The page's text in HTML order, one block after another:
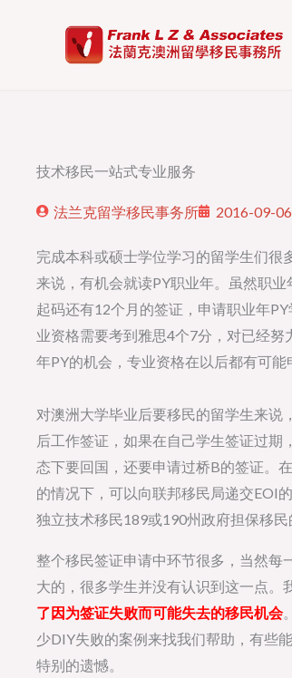
技术移民一站式专业服务
法兰克留学移民事务所 2016-09-06
完成本科或硕士学位学习的留学生们
来说，有机会就读PY职业年。虽然职
起码还有12个月的签证，申请职业年
业资格需要考到雅思4个7分，对已经
年PY的机会，专业资格在以后都有可能
对澳洲大学毕业后要移民的留学生来说
后工作签证，如果在自己学生签证过
态下要回国，还要申请过桥B的签证。
的情况下，可以向联邦移民局递交EOI
独立技术移民189或190州政府担保移民
整个移民签证申请中环节很多，当然每
大的，很多学生并没有认识到这一点。
了因为签证失败而可能失去的移民机会
少DIY失败的案例来找我们帮助，有些
特别的遗憾。